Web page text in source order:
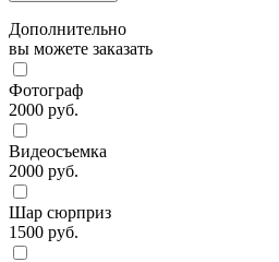
Дополнительно
вы можете заказать
Фотограф
2000 руб.
Видеосъемка
2000 руб.
Шар сюрприз
1500 руб.